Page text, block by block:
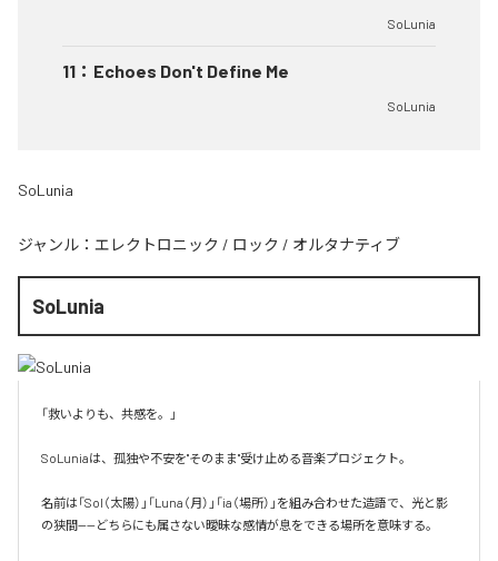
SoLunia
11 ： Echoes Don't Define Me
SoLunia
SoLunia
ジャンル： エレクトロニック / ロック / オルタナティブ
SoLunia
「救いよりも、共感を。」
SoLuniaは、孤独や不安を"そのまま"受け止める音楽プロジェクト。
名前は「Sol（太陽）」「Luna（月）」「ia（場所）」を組み合わせた造語で、光と影
の狭間——どちらにも属さない曖昧な感情が息をできる場所を意味する。